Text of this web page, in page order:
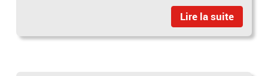
Lire la suite